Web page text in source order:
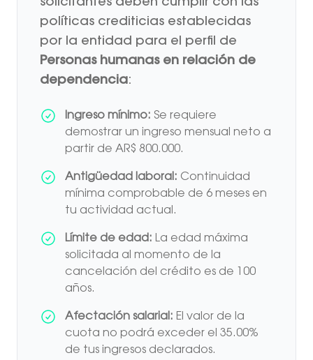
políticas crediticias establecidas
por la entidad para el perfil de
Personas humanas en relación de
dependencia:
Ingreso mínimo: Se requiere
demostrar un ingreso mensual neto a
partir de AR$ 800.000.
Antigüedad laboral: Continuidad
mínima comprobable de 6 meses en
tu actividad actual.
Límite de edad: La edad máxima
solicitada al momento de la
cancelación del crédito es de 100
años.
Afectación salarial: El valor de la
cuota no podrá exceder el 35.00%
de tus ingresos declarados.